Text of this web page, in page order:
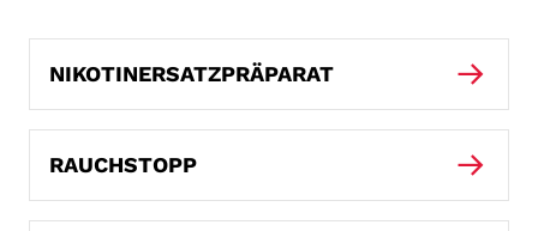
NIKOTINERSATZPRÄPARAT
RAUCHSTOPP